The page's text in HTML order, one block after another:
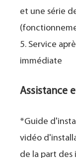
et une série
5. Service
immédiate
Assistance
*Guide
vidéo
de la part des